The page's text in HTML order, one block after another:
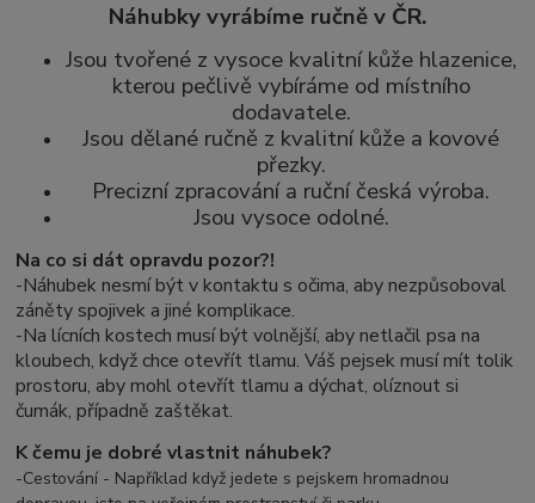
Náhubky vyrábíme ručně v ČR.
Jsou tvořené z vysoce kvalitní kůže hlazenice,
kterou pečlivě vybíráme od místního
dodavatele.
Jsou dělané ručně z kvalitní kůže a kovové
přezky.
Precizní zpracování a ruční česká výroba.
Jsou vysoce odolné.
Na co si dát opravdu pozor?!
-Náhubek nesmí být v kontaktu s očima, aby nezpůsoboval
záněty spojivek a jiné komplikace.
-Na lícních kostech musí být volnější, aby netlačil psa na
kloubech, když chce otevřít tlamu. Váš pejsek musí mít tolik
prostoru, aby mohl otevřít tlamu a dýchat, olíznout si
čumák, případně zaštěkat.
K čemu je dobré vlastnit náhubek?
-Cestování - Například když jedete s pejskem hromadnou